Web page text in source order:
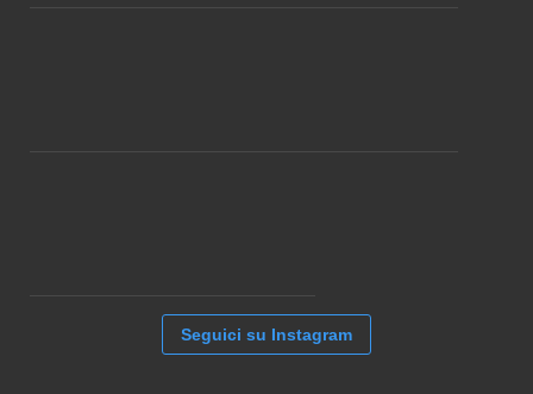
Seguici su Instagram